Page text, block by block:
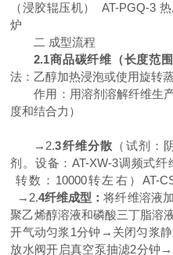
（浸胶辊压机） AT-PGQ-3
炉
二 成型流程
2.1商品碳纤维（长度范围
法：乙醇加热浸泡或使用旋转蒸
作用：用溶剂溶解纤维生
度和结合力）
→2.3纤维分散 （试剂：
剂。设备：AT-XW-3调频式
转数：10000转左右）AT-
→2.4纤维成型：将纤维溶液
聚乙烯醇溶液和磷酸三丁脂溶
开气动匀浆 1分钟→关闭匀浆
放水阀开启真空泵抽滤2分钟